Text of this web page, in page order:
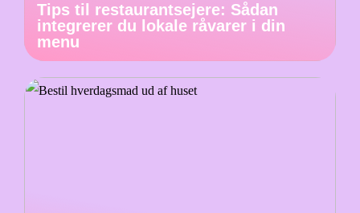
Tips til restaurantsejere: Sådan
integrerer du lokale råvarer i din
menu